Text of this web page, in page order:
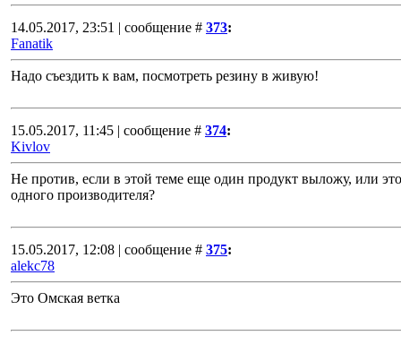
14.05.2017, 23:51 | сообщение # 373:
Fanatik
Надо съездить к вам, посмотреть резину в живую!
15.05.2017, 11:45 | сообщение # 374:
Kivlov
Не против, если в этой теме еще один продукт выложу, или
одного производителя?
15.05.2017, 12:08 | сообщение # 375:
alekc78
Это Омская ветка